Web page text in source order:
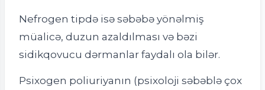
Nefrogen tipdə isə səbəbə yönəlmiş
müalicə, duzun azaldılması və bəzi
sidikqovucu dərmanlar faydalı ola bilər.
Psixogen poliuriyanın (psixoloji səbəblə çox